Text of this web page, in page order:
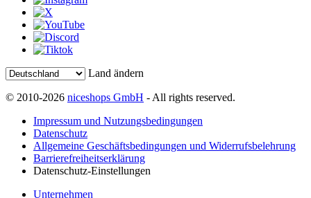
Land ändern
© 2010-2026 niceshops GmbH - All rights reserved.
Impressum und Nutzungsbedingungen
Datenschutz
Allgemeine Geschäftsbedingungen und Widerrufsbelehrung
Barrierefreiheitserklärung
Datenschutz-Einstellungen
Unternehmen